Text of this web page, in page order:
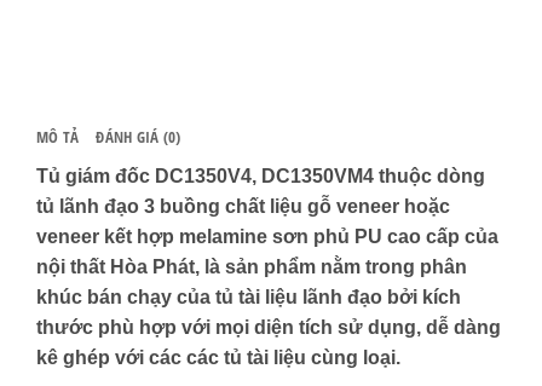
MÔ TẢ ĐÁNH GIÁ (0)
Tủ giám đốc DC1350V4, DC1350VM4 thuộc dòng
tủ lãnh đạo 3 buồng chất liệu gỗ veneer hoặc
veneer kết hợp melamine sơn phủ PU cao cấp của
nội thất Hòa Phát, là sản phẩm nằm trong phân
khúc bán chạy của tủ tài liệu lãnh đạo bởi kích
thước phù hợp với mọi diện tích sử dụng, dễ dàng
kê ghép với các các tủ tài liệu cùng loại.